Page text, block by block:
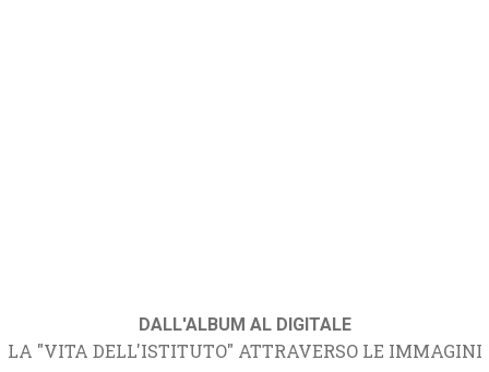
DALL'ALBUM AL DIGITALE
LA "VITA DELL'ISTITUTO" ATTRAVERSO LE IMMAGINI